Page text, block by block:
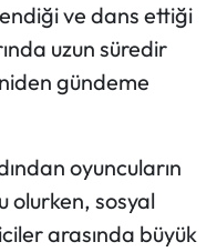
ve dans ettiği
uzun süredir
gündeme
oyuncuların
olurken, sosyal
arasında büyük